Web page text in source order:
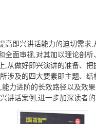
高即兴讲话能力的迫切需求
全面审视,对其加以理论剖
,从做好即兴演讲的准备、
涉及的四大要素即主题、
力进阶的长效路径以及效
讲话案例,进一步加深读者